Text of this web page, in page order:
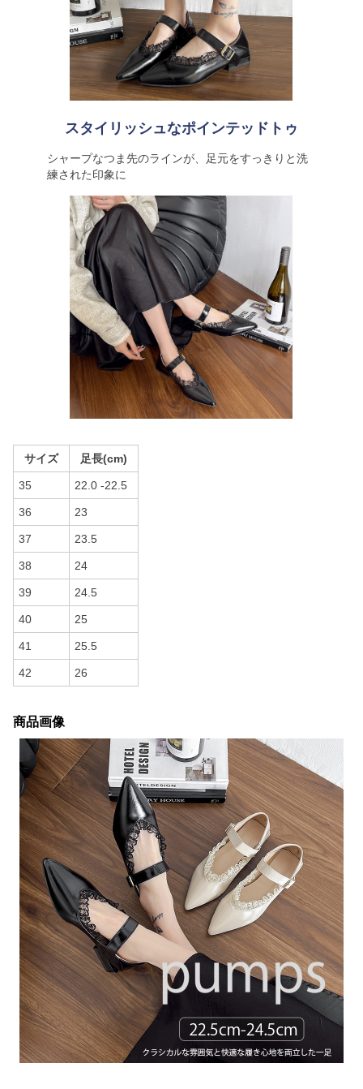
スタイリッシュなポインテッドトゥ
シャープなつま先のラインが、足元をすっきりと洗
練された印象に
サイズ 足長(cm)
35 22.0 -22.5
36 23
37 23.5
38 24
39 24.5
40 25
41 25.5
42 26
商品画像